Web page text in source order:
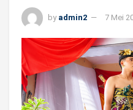
by admin2 7 Mei